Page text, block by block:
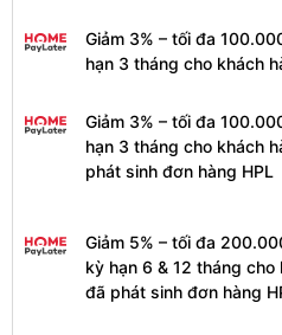
Giảm 3% – tối đa
hạn 3 tháng cho khách
Giảm 3% – tối đa
hạn 3 tháng cho khách
phát sinh đơn hàng HPL
Giảm 5% – tối đa
kỳ hạn 6 & 12 tháng cho
đã phát sinh đơn hàng